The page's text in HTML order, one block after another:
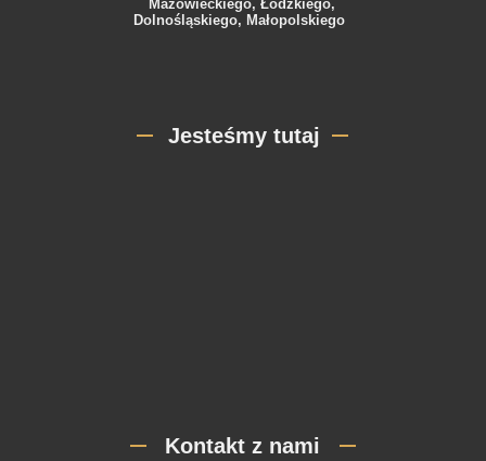
Mazowieckiego, Łódzkiego,
Dolnośląskiego, Małopolskiego
Jesteśmy tutaj
Kontakt z nami